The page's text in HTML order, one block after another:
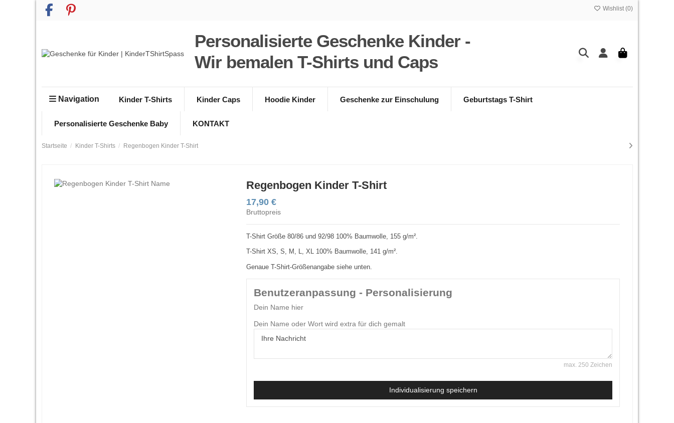
Wishlist (0)
Personalisierte Geschenke Kinder -
Wir bemalen T-Shirts und Caps
Navigation Kinder T-Shirts Kinder Caps Hoodie Kinder Geschenke zur Einschulung Geburtstags T-Shirt
Personalisierte Geschenke Baby KONTAKT
Startseite Kinder T-Shirts Regenbogen Kinder T-Shirt
Regenbogen Kinder T-Shirt
17,90 €
Bruttopreis
T-Shirt Größe 80/86 und 92/98 100% Baumwolle, 155 g/m².
T-Shirt XS, S, M, L, XL 100% Baumwolle, 141 g/m².
Genaue T-Shirt-Größenangabe siehe unten.
Benutzeranpassung - Personalisierung
Dein Name hier
Dein Name oder Wort wird extra für dich gemalt
max. 250 Zeichen
Individualisierung speichern